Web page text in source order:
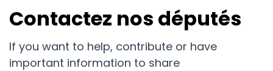
Contactez nos députés
If you want to help, contribute or have
important information to share